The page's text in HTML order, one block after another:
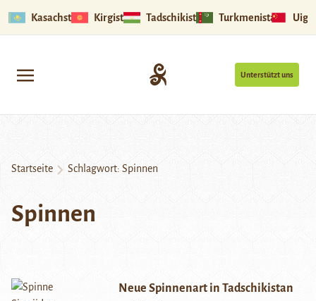
Kasachstan Kirgistan Tadschikistan Turkmenistan
Unterstützt uns
Startseite Schlagwort: Spinnen
Spinnen
Neue Spinnenart in Tadschikistan